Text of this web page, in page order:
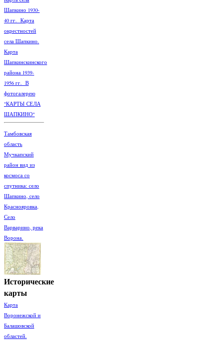
Шапкино 1930-
40 гг. Карта
окрестностей
села Шапкино.
Карта
Шапкинскинского
района 1939-
1956 гг. В
фотогалерею
"КАРТЫ СЕЛА
ШАПКИНО"
Тамбовская
область
Мучкапский
район вид из
космоса со
спутника: село
Шапкино, село
Краснояровка,
Село
Варварино, река
Ворона.
Исторические
карты
Карта
Воронежской и
Балашовской
областей.